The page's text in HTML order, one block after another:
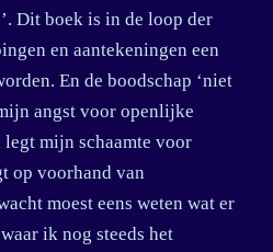
Dit boek is in de loop der
en aantekeningen een
En de boodschap ‘niet
angst voor openlijke
mijn schaamte voor
op voorhand van
moest eens weten wat er
ik nog steeds het